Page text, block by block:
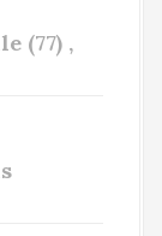
(77) ,